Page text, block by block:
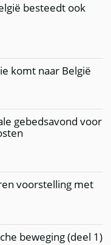
besteedt ook
komt naar België
gebedsavond voor
voorstelling met
beweging (deel 1)